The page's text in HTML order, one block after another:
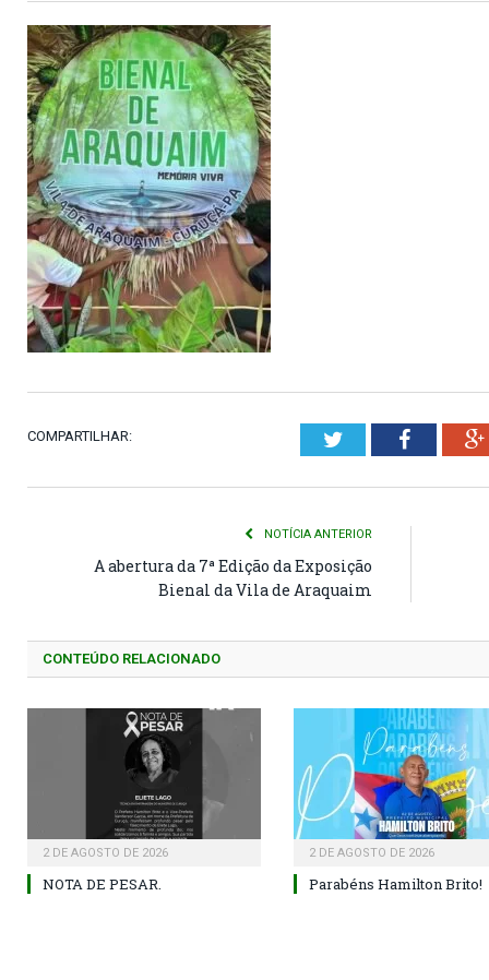
COMPARTILHAR: Twitter
NOTÍCIA ANTERIOR
A abertura da 7ª Edição da Exposição
Bienal da Vila de Araquaim
CONTEÚDO RELACIONADO
2 DE AGOSTO DE 2026
NOTA DE PESAR.
2 DE AGOSTO DE 2026
Parabéns Hamilton Brito!